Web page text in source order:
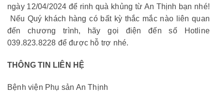
ngày 12/04/2024 để rinh quà khủng từ An Thịnh bạn nhé!
Nếu Quý khách hàng có bất kỳ thắc mắc nào liên quan
đến chương trình, hãy gọi điện đến số Hotline
039.823.8228 để được hỗ trợ nhé.
THÔNG TIN LIÊN HỆ
Bệnh viện Phụ sản An Thịnh